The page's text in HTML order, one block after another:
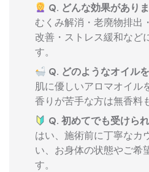
Q. どんな効果があり
むくみ解消・老廃物排出
改善・ストレス緩和など
す。
Q. どのようなオイル
肌に優しいアロマオイル
香りが苦手な方は無香料
Q. 初めてでも受けら
はい、施術前に丁寧なカ
い、お身体の状態やご希
す。